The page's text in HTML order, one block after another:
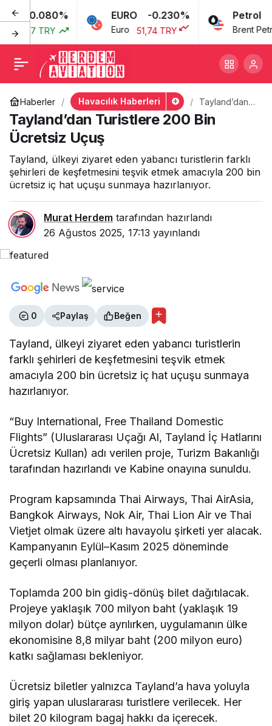
0.080%
43,77 TRY
EURO -0.230%
Euro 51,74 TRY
Petrol
Brent Petrol
Haberler Havacılık Haberleri
Tayland’dan
Turistlere 200
Bin Ücretsiz
Tayland’dan Turistlere 200 Bin
Ücretsiz Uçuş
Tayland, ülkeyi ziyaret eden yabancı turistlerin farklı
şehirleri de keşfetmesini teşvik etmek amacıyla 200 bin
ücretsiz iç hat uçuşu sunmaya hazırlanıyor.
Murat Herdem tarafından hazırlandı
26 Ağustos 2025, 17:13 yayınlandı
0 Paylaş Beğen
Tayland, ülkeyi ziyaret eden yabancı turistlerin
farklı şehirleri de keşfetmesini teşvik etmek
amacıyla 200 bin ücretsiz iç hat uçuşu sunmaya
hazırlanıyor.
“Buy International, Free Thailand Domestic
Flights” (Uluslararası Uçağı Al, Tayland İç Hatlarını
Ücretsiz Kullan) adı verilen proje, Turizm Bakanlığı
tarafından hazırlandı ve Kabine onayına sunuldu.
Program kapsamında Thai Airways, Thai AirAsia,
Bangkok Airways, Nok Air, Thai Lion Air ve Thai
Vietjet olmak üzere altı havayolu şirketi yer alacak.
Kampanyanın Eylül–Kasım 2025 döneminde
geçerli olması planlanıyor.
Toplamda 200 bin gidiş-dönüş bilet dağıtılacak.
Projeye yaklaşık 700 milyon baht (yaklaşık 19
milyon dolar) bütçe ayrılırken, uygulamanın ülke
ekonomisine 8,8 milyar baht (200 milyon euro)
katkı sağlaması bekleniyor.
Ücretsiz biletler yalnızca Tayland’a hava yoluyla
giriş yapan uluslararası turistlere verilecek. Her
bilet 20 kilogram bagaj hakkı da içerecek.
Tayland’dan Turistlere
200 Bin Ücretsiz Uçuş
+ - 0